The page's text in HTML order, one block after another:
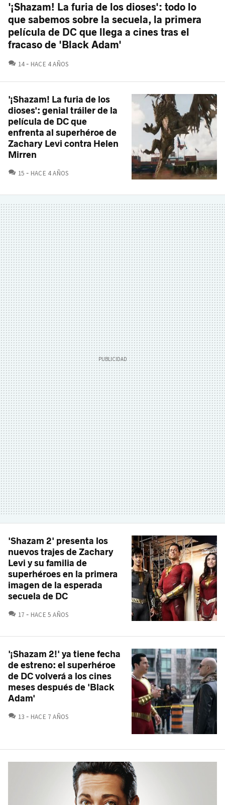
'¡Shazam! La furia de los dioses': todo lo
que sabemos sobre la secuela, la primera
película de DC que llega a cines tras el
fracaso de 'Black Adam'
14 COMENTARIOS
HACE 4 AÑOS
'¡Shazam! La furia de los
dioses': genial tráiler de la
película de DC que
enfrenta al superhéroe de
Zachary Levi contra Helen
Mirren
15 COMENTARIOS
HACE 4 AÑOS
'Shazam 2' presenta los
nuevos trajes de Zachary
Levi y su familia de
superhéroes en la primera
imagen de la esperada
secuela de DC
17 COMENTARIOS
HACE 5 AÑOS
'¡Shazam 2!' ya tiene fecha
de estreno: el superhéroe
de DC volverá a los cines
meses después de 'Black
Adam'
13 COMENTARIOS
HACE 7 AÑOS